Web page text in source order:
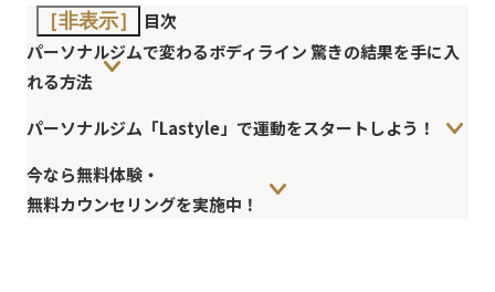
［非表示］
目次
パーソナルジムで変わるボディライン 驚きの結果を手に入
れる方法
パーソナルジム「Lastyle」で運動をスタートしよう！
今なら無料体験・
無料カウンセリングを実施中！